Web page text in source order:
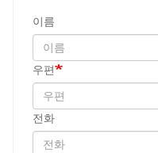
이름
우편
전화